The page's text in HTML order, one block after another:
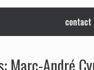
contact
Marc-André